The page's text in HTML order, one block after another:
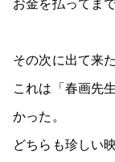
その次に出て来
これは「春画先
かった。
どちらも珍しい